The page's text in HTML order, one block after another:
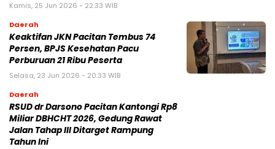
Kamis, 25 Jun 2026 - 22:33 WIB
Daerah
Keaktifan JKN Pacitan Tembus 74
Persen, BPJS Kesehatan Pacu
Perburuan 21 Ribu Peserta
Selasa, 23 Jun 2026 - 20:33 WIB
Daerah
RSUD dr Darsono Pacitan Kantongi Rp8
Miliar DBHCHT 2026, Gedung Rawat
Jalan Tahap III Ditarget Rampung
Tahun Ini